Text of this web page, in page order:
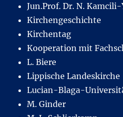
Jun.Prof. Dr. N.
Kirchengeschichte
Kirchentag
Kooperation mit
L. Biere
Lippische Landeskirche
Lucian-Blaga-
M. Ginder